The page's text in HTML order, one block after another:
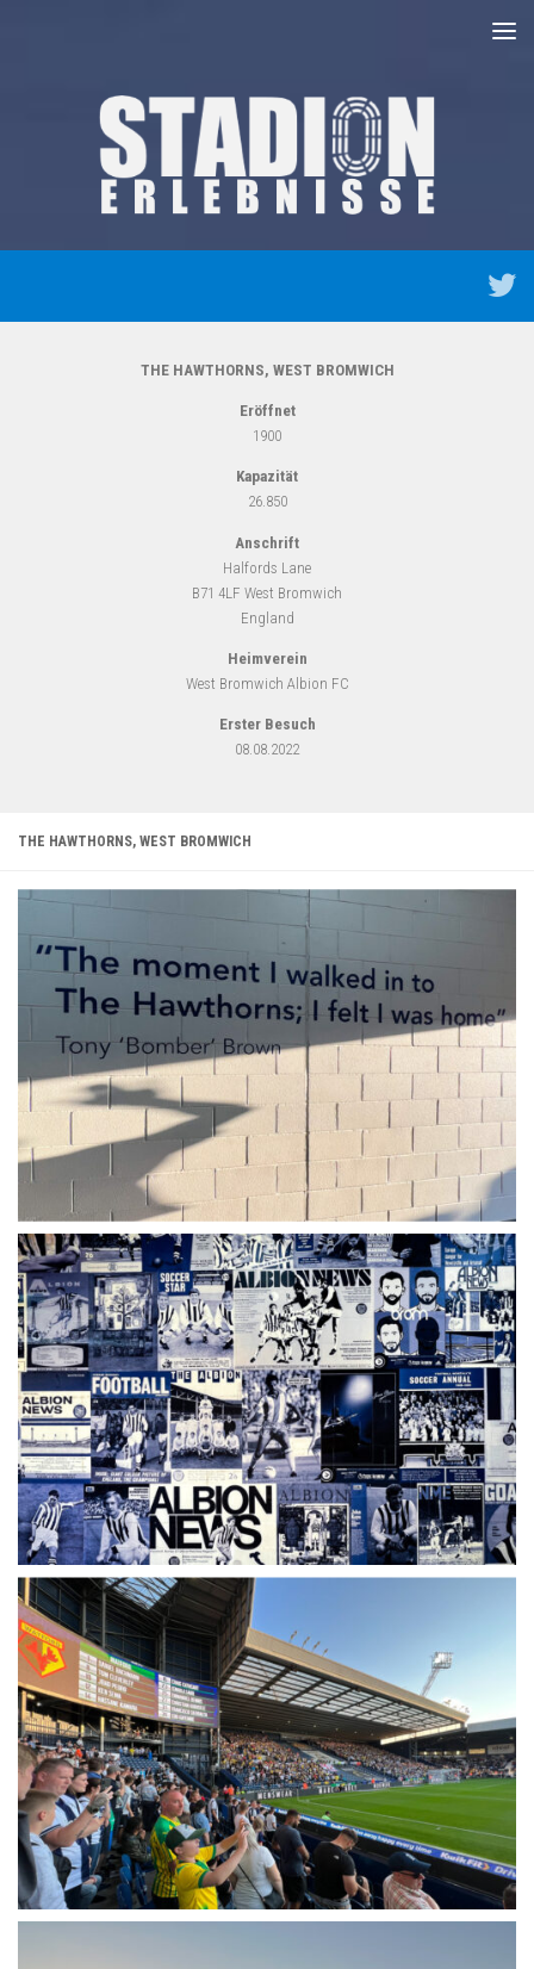
THE HAWTHORNS, WEST BROMWICH
THE HAWTHORNS, WEST BROMWICH
Eröffnet
1900
Kapazität
26.850
Anschrift
Halfords Lane
B71 4LF West Bromwich
England
Heimverein
West Bromwich Albion FC
Erster Besuch
08.08.2022